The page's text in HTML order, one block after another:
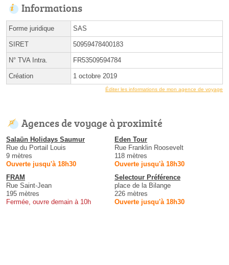
Informations
Forme juridique SAS
SIRET 50959478400183
N° TVA Intra. FR53509594784
Création 1 octobre 2019
Éditer les informations de mon agence de voyage
Agences de voyage à proximité
Salaün Holidays Saumur
Rue du Portail Louis
9 mètres
Ouverte jusqu'à 18h30
Eden Tour
Rue Franklin Roosevelt
118 mètres
Ouverte jusqu'à 18h30
FRAM
Rue Saint-Jean
195 mètres
Fermée, ouvre demain à 10h
Selectour Préférence
place de la Bilange
226 mètres
Ouverte jusqu'à 18h30